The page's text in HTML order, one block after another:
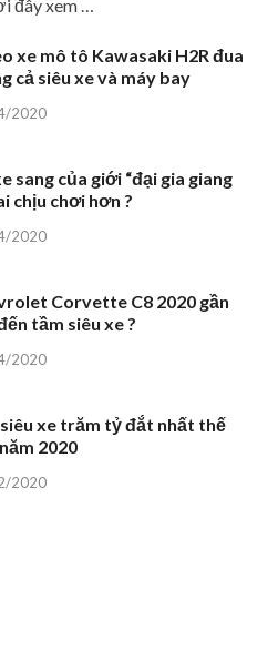
đây xem …
xe mô tô Kawasaki H2R đua
cả siêu xe và máy bay
2020
sang của giới “đại gia giang
chịu chơi hơn ?
2020
Corvette C8 2020 gần
tầm siêu xe ?
2020
xe trăm tỷ đắt nhất thế
2020
2020